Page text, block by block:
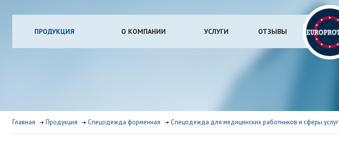
ПРОДУКЦИЯ О КОМПАНИИ УСЛУГИ ОТЗЫВЫ
Главная Продукция Спецодежда форменная Спецодежда для медицинских работников и сферы услуг